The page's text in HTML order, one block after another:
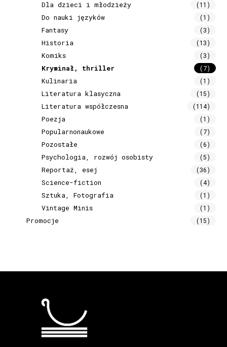
Dla dzieci i młodzieży (11)
Do nauki języków (1)
Fantasy (3)
Historia (13)
Komiks (3)
Kryminał, thriller (7)
Kulinaria (1)
Literatura klasyczna (15)
Literatura współczesna (114)
Poezja (1)
Popularnonaukowe (7)
Pozostałe (6)
Psychologia, rozwój osobisty (5)
Reportaż, esej (36)
Science-fiction (4)
Sztuka, Fotografia (1)
Vintage Minis (1)
Promocje (15)